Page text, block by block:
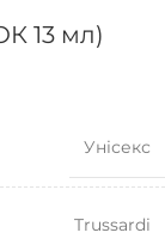
13 мл)
Унісекс
Trussardi